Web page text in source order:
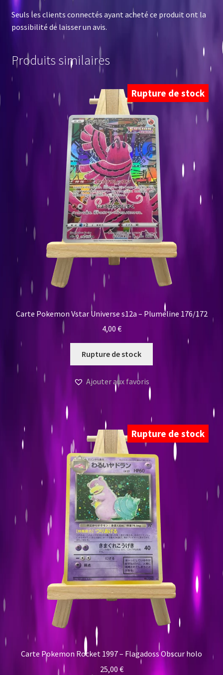
Seuls les clients connectés ayant acheté ce produit ont la
possibilité de laisser un avis.
Produits similaires
Rupture de stock
Carte Pokemon Vstar Universe s12a – Plumeline 176/172
4,00 €
Rupture de stock
Ajouter aux favoris
Rupture de stock
Carte Pokemon Rocket 1997 – Flagadoss Obscur holo
25,00 €